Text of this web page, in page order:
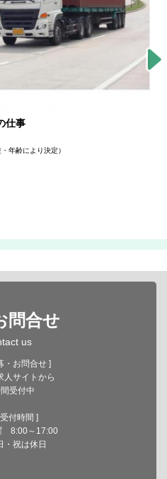
仕事
年齢により決定）
問合せ
us
・お問合せ ]
人サイトから
受付中
付時間 ]
8:00～17:00
祝は休日